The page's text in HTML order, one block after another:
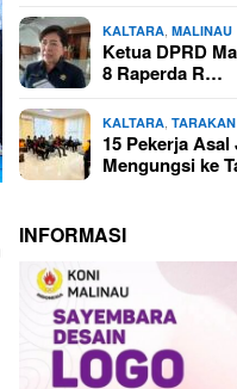
KALTARA ,MALINAU
Ketua DPRD
8 Raperda R…
KALTARA ,TARAKAN
15 Pekerja Asal
Mengungsi ke
INFORMASI